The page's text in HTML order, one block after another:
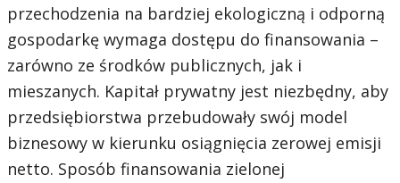
przechodzenia na bardziej ekologiczną i odporną
gospodarkę wymaga dostępu do finansowania –
zarówno ze środków publicznych, jak i
mieszanych. Kapitał prywatny jest niezbędny, aby
przedsiębiorstwa przebudowały swój model
biznesowy w kierunku osiągnięcia zerowej emisji
netto. Sposób finansowania zielonej